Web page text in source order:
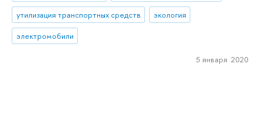
утилизация транспортных средств
экология
электромобили
5 января 2020